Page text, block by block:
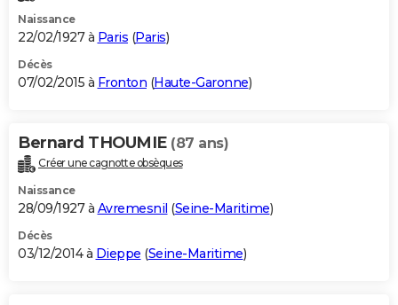
Naissance
22/02/1927 à Paris (Paris)
Décès
07/02/2015 à Fronton (Haute-Garonne)
Bernard THOUMIE (87 ans)
Créer une cagnotte obsèques
Naissance
28/09/1927 à Avremesnil (Seine-Maritime)
Décès
03/12/2014 à Dieppe (Seine-Maritime)